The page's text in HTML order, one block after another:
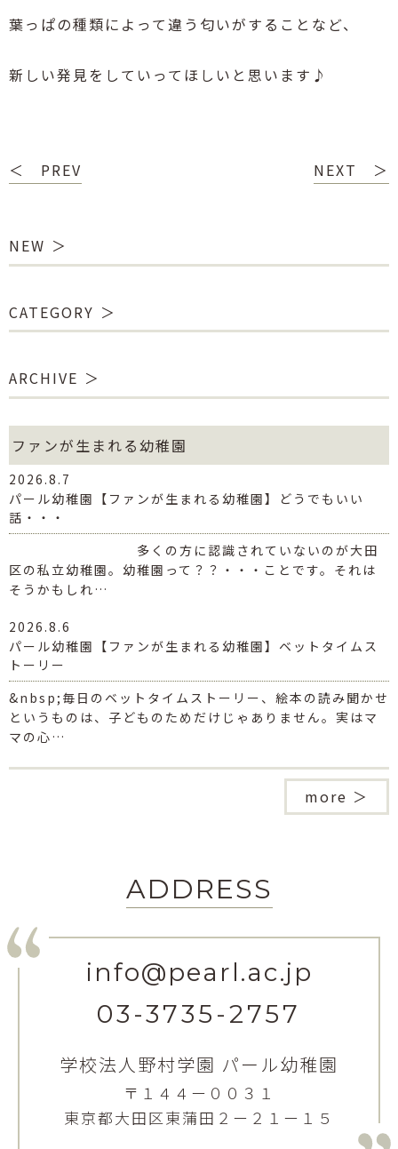
葉っぱの種類によって違う匂いがすることなど、
新しい発見をしていってほしいと思います♪
＜ PREV NEXT ＞
NEW
CATEGORY
ARCHIVE
ファンが生まれる幼稚園
2026.8.7
パール幼稚園【ファンが生まれる幼稚園】どうでもいい
話・・・
多くの方に認識されていないのが大田
区の私立幼稚園。幼稚園って？？・・・ことです。それは
そうかもしれ…
2026.8.6
パール幼稚園【ファンが生まれる幼稚園】ベットタイムス
トーリー
&nbsp;毎日のベットタイムストーリー、絵本の読み聞かせ
というものは、子どものためだけじゃありません。実はマ
マの心…
more ＞
ADDRESS
info@pearl.ac.jp
03-3735-2757
学校法人野村学園 パール幼稚園
〒１４４ー００３１
東京都大田区東蒲田２ー２１ー１５